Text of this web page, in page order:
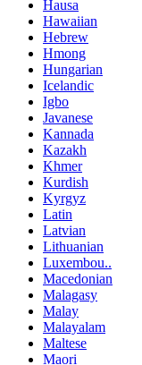
Hausa
Hawaiian
Hebrew
Hmong
Hungarian
Icelandic
Igbo
Javanese
Kannada
Kazakh
Khmer
Kurdish
Kyrgyz
Latin
Latvian
Lithuanian
Luxembou..
Macedonian
Malagasy
Malay
Malayalam
Maltese
Maori